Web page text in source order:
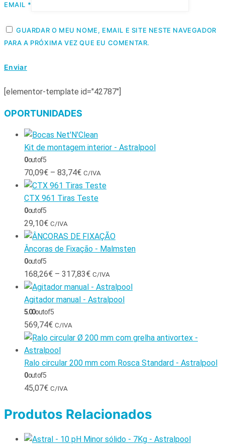
EMAIL *
GUARDAR O MEU NOME, EMAIL E SITE NESTE NAVEGADOR
PARA A PRÓXIMA VEZ QUE EU COMENTAR.
[elementor-template id="42787"]
OPORTUNIDADES
Kit de montagem interior - Astralpool
0out of 5
70,09€ – 83,74€ C/IVA
CTX 961 Tiras Teste
0out of 5
29,10€ C/IVA
Âncoras de Fixação - Malmsten
0out of 5
168,26€ – 317,83€ C/IVA
Agitador manual - Astralpool
5.00out of 5
569,74€ C/IVA
Ralo circular 200 mm com Rosca Standard - Astralpool
0out of 5
45,07€ C/IVA
Produtos Relacionados